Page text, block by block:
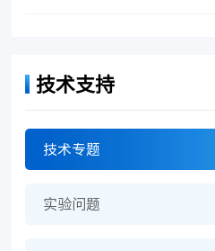
技术支持
技术专题
实验问题